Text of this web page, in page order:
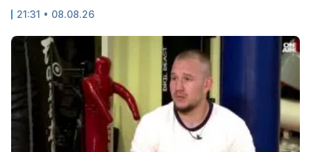
21:31 • 08.08.26